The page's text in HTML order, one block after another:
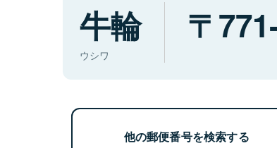
牛輪
ウシワ
他の郵便番号を検索する